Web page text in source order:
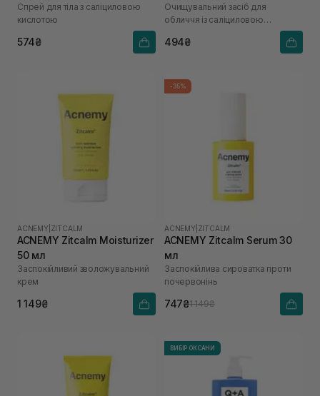
Спрей для тіла з саліциловою
кислотою
574₴
Очищувальний засіб для
обличчя із саліциловою
494₴
ACNEMY ZITCALM
ACNEMY Zitcalm Moisturizer
50 мл
Заспокійливий зволожувальний
крем
1 149₴
-35%
ACNEMY ZITCALM
ACNEMY Zitcalm Serum 30
мл
Заспокійлива сироватка проти
почервонінь
747₴1 149₴
ВИБІР ОКСАНИ